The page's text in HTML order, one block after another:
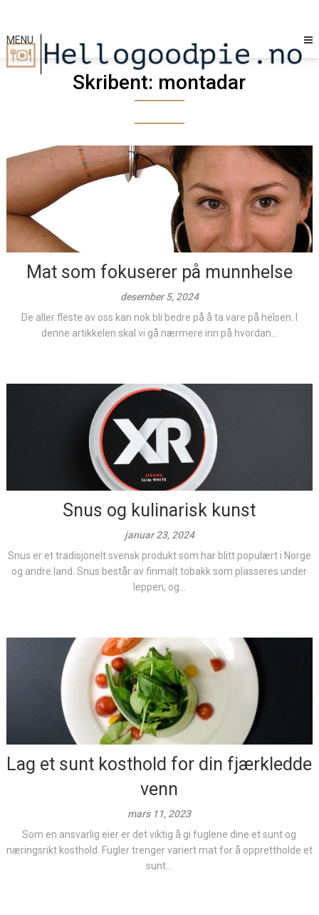
content
MENU
Skribent: montadar
Mat som fokuserer på munnhelse
desember 5, 2024
De aller fleste av oss kan nok bli bedre på å ta vare på helsen. I
denne artikkelen skal vi gå nærmere inn på hvordan...
Snus og kulinarisk kunst
januar 23, 2024
Snus er et tradisjonelt svensk produkt som har blitt populært i Norge
og andre land. Snus består av finmalt tobakk som plasseres under
leppen, og...
Lag et sunt kosthold for din fjærkledde
venn
mars 11, 2023
Som en ansvarlig eier er det viktig å gi fuglene dine et sunt og
næringsrikt kosthold. Fugler trenger variert mat for å opprettholde et
sunt...